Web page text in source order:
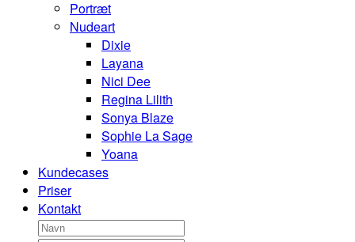
Portræt
Nudeart
Dixie
Layana
Nici Dee
Regina Lilith
Sonya Blaze
Sophie La Sage
Yoana
Kundecases
Priser
Kontakt